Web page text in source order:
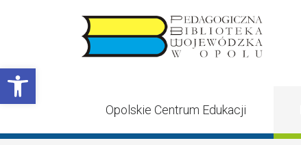
Otwórz pasek narzędzi
Opolskie Centrum Edukacji